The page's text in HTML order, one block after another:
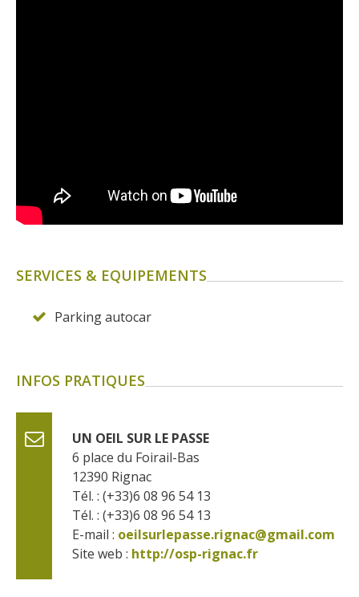
SERVICES & EQUIPEMENTS
Parking autocar
INFOS PRATIQUES
UN OEIL SUR LE PASSE
6 place du Foirail-Bas
12390 Rignac
Tél. : (+33)6 08 96 54 13
Tél. : (+33)6 08 96 54 13
E-mail : oeilsurlepasse.rignac@gmail.com
Site web : http://osp-rignac.fr